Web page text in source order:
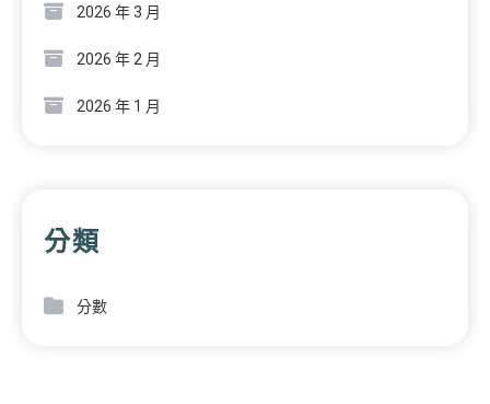
2026 年 3 月
2026 年 2 月
2026 年 1 月
分類
分數